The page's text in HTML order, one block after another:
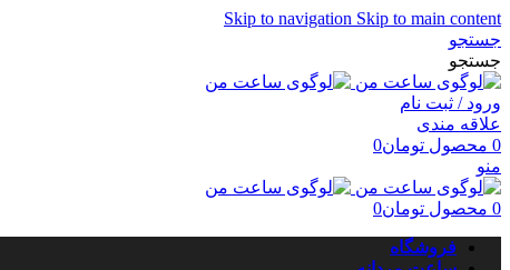
Skip to navigation Skip to main content
جستجو
جستجو
ورود / ثبت نام
علاقه مندی
0 محصول تومان0
منو
0 محصول تومان0
فروشگاه